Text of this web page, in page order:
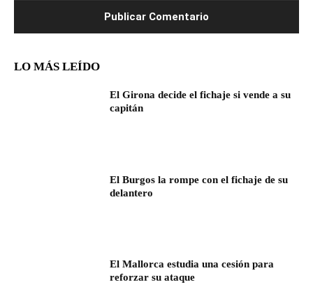
LO MÁS LEÍDO
El Girona decide el fichaje si vende a su
capitán
El Burgos la rompe con el fichaje de su
delantero
El Mallorca estudia una cesión para
reforzar su ataque